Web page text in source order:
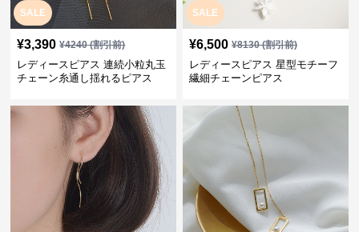
SALE
¥3,390 ¥4240(割引前)
レディースピアス 連続小粒丸玉
チェーン糸通し揺れるピアス
SALE
¥6,500 ¥8130(割引前)
レディースピアス 星型モチーフ
繊細チェーンピアス